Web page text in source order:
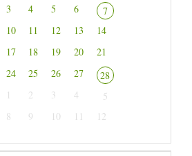
3 4 5 6
7
10 11 12 13
14
17 18 19 20
21
24 25 26 27
28
1 2 3 4
5
8 9 10 11 12